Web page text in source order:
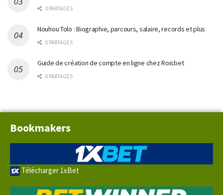
0 PARTAGES
Nouhou Tolo : Biographie, parcours, salaire, records et plus
0 PARTAGES
Guide de création de compte en ligne chez Roisbet
0 PARTAGES
Bookmakers
Télécharger 1xBet